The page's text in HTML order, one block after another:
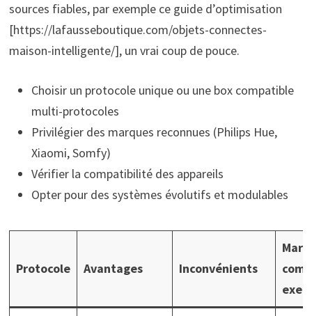
sources fiables, par exemple ce guide d’optimisation
[https://lafausseboutique.com/objets-connectes-
maison-intelligente/], un vrai coup de pouce.
Choisir un protocole unique ou une box compatible
multi-protocoles
Privilégier des marques reconnues (Philips Hue,
Xiaomi, Somfy)
Vérifier la compatibilité des appareils
Opter pour des systèmes évolutifs et modulables
Protocole Avantages Inconvénients